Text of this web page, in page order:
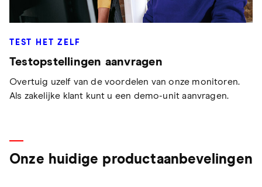
TEST HET ZELF
Testopstellingen aanvragen
Overtuig uzelf van de voordelen van onze monitoren.
Als zakelijke klant kunt u een demo-unit aanvragen.
Onze huidige productaanbevelingen